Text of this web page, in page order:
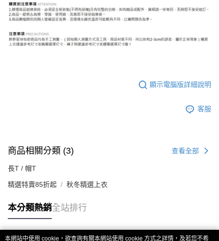
顯示電腦版詳細說明
客服
商品相關分類 (3) 查看全部
長T / 帽T
精選特賣85折起 秋冬精選上衣
本分類熱銷全站排行
本網站中使用 cookie，欲查詢有關本網站使用 cookie 方式之詳情，及若您不希